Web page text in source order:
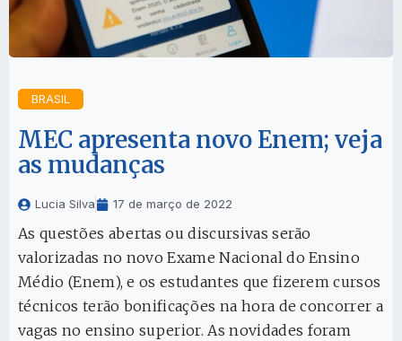
BRASIL
MEC apresenta novo Enem; veja
as mudanças
Lucia Silva 17 de março de 2022
As questões abertas ou discursivas serão
valorizadas no novo Exame Nacional do Ensino
Médio (Enem), e os estudantes que fizerem cursos
técnicos terão bonificações na hora de concorrer a
vagas no ensino superior. As novidades foram